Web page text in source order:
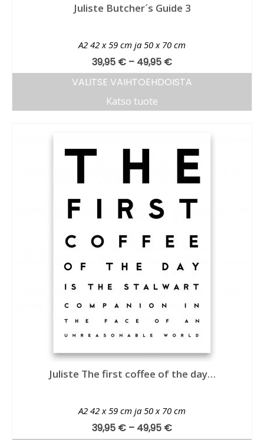
Juliste Butcher´s Guide 3
A2 42 x 59 cm ja 50 x 70 cm
39,95 € – 49,95 €
VALITSE VAIHTOEHDOISTA
Katso tuote
Juliste The first coffee of the day…
A2 42 x 59 cm ja 50 x 70 cm
39,95 € – 49,95 €